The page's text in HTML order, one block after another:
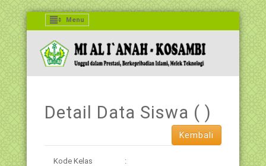
Menu
Detail Data Siswa ( )
Kembali
Kode Kelas
: